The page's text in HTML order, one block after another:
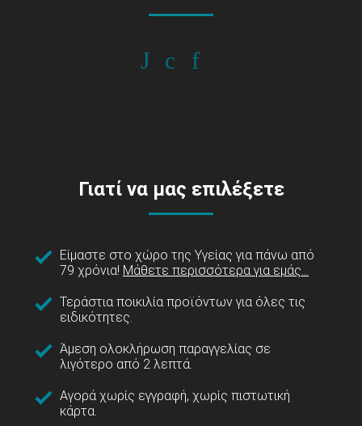
Γιατί να μας επιλέξετε
Είμαστε στο χώρο της Υγείας για πάνω από
79 χρόνια! Μάθετε περισσότερα για εμάς...
Τεράστια ποικιλία προϊόντων για όλες τις
ειδικότητες.
Άμεση ολοκλήρωση παραγγελίας σε
λιγότερο από 2 λεπτά.
Αγορά χωρίς εγγραφή, χωρίς πιστωτική
κάρτα.